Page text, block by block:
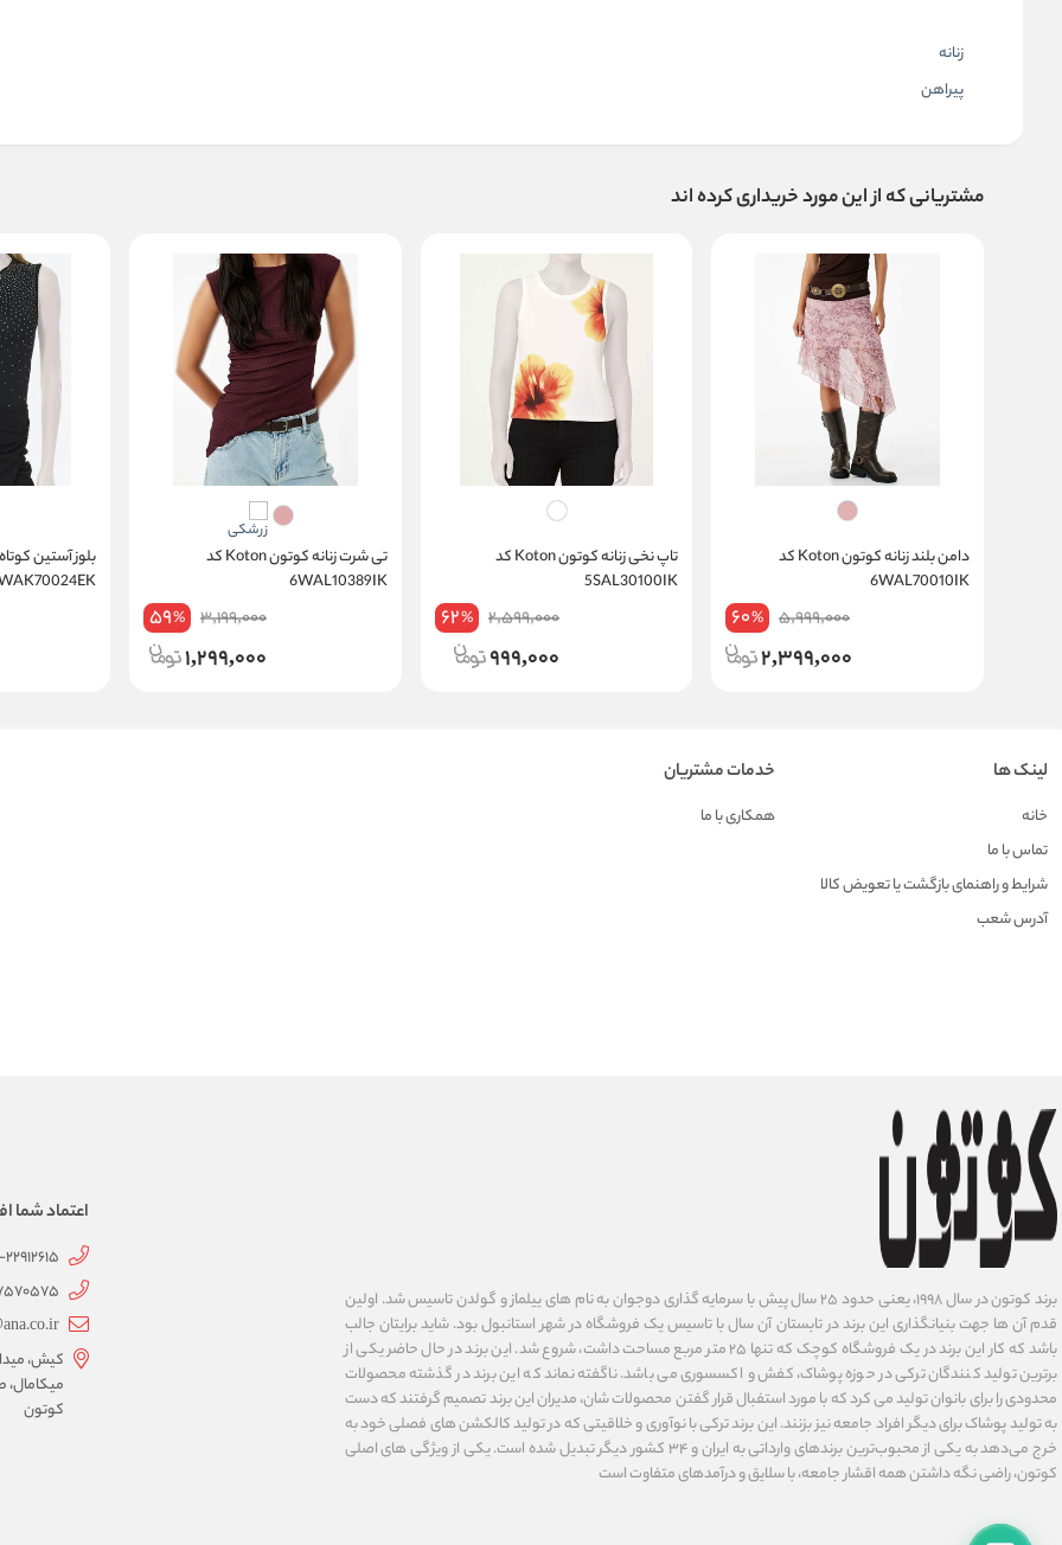
زنانه
پیراهن
مشتریانی که از این مورد خریداری کرده اند
دامن بلند زنانه کوتون Koton کد
6WAL70010IK
5,999,000
60%
2,399,000
تاپ نخی زنانه کوتون Koton کد
5SAL30100IK
2,599,000
62%
999,000
تی شرت زنانه کوتون Koton کد
6WAL10389IK
3,199,000
59%
1,299,000
لینک ها
خانه
تماس با ما
شرایط و راهنمای بازگشت یا تعویض کالا
آدرس شعب
خدمات مشتریان
همکاری با ما
برند کوتون در سال ۱۹۹۸، یعنی حدود ۲۵ سال پیش با سرمایه گذاری دوجوان به نام های ییلماز و گولدن تاسیس شد. اولین
قدم آن ها جهت بنیانگذاری این برند در تابستان آن سال با تاسیس یک فروشگاه در شهر استانبول بود. شاید برایتان جالب
باشد که کار این برند در یک فروشگاه کوچک که تنها ۲۵ متر مربع مساحت داشت، شروع شد. این برند در حال حاضر یکی از
برترین تولید کنندگان ترکی در حوزه پوشاک، کفش و اکسسوری می باشد. ناگفته نماند که این برند در گذشته محصولات
محدودی را برای بانوان تولید می کرد که با مورد استفبال قرار گفتن محصولات شان، مدیران این برند تصمیم گرفتند که دست
به تولید پوشاک برای دیگر افراد جامعه نیز بزنند. این برند ترکی با نوآوری ‌و خلاقیتی که در تولید کالکشن های فصلی خود به
خرج می‌دهد به یکی از محبوب‌ترین برندهای وارداتی به ایران و ۳۴ کشور دیگر تبدیل شده‌ است. یکی از ویژگی های اصلی
کوتون، راضی نگه داشتن همه اقشار جامعه، با سلایق و درآمدهای متفاوت است
اعتماد شما
22912615
کیش،
کوتون